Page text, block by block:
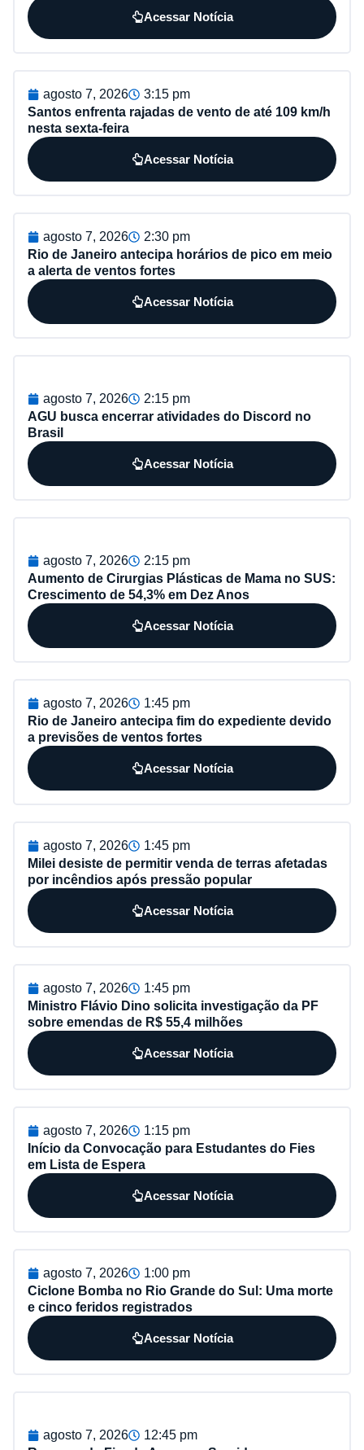
Acessar Notícia
agosto 7, 2026
3:15 pm
Santos enfrenta rajadas de vento de até 109 km/h
nesta sexta-feira
Acessar Notícia
agosto 7, 2026
2:30 pm
Rio de Janeiro antecipa horários de pico em meio
a alerta de ventos fortes
Acessar Notícia
agosto 7, 2026
2:15 pm
AGU busca encerrar atividades do Discord no
Brasil
Acessar Notícia
agosto 7, 2026
2:15 pm
Aumento de Cirurgias Plásticas de Mama no SUS:
Crescimento de 54,3% em Dez Anos
Acessar Notícia
agosto 7, 2026
1:45 pm
Rio de Janeiro antecipa fim do expediente devido
a previsões de ventos fortes
Acessar Notícia
agosto 7, 2026
1:45 pm
Milei desiste de permitir venda de terras afetadas
por incêndios após pressão popular
Acessar Notícia
agosto 7, 2026
1:45 pm
Ministro Flávio Dino solicita investigação da PF
sobre emendas de R$ 55,4 milhões
Acessar Notícia
agosto 7, 2026
1:15 pm
Início da Convocação para Estudantes do Fies
em Lista de Espera
Acessar Notícia
agosto 7, 2026
1:00 pm
Ciclone Bomba no Rio Grande do Sul: Uma morte
e cinco feridos registrados
Acessar Notícia
agosto 7, 2026
12:45 pm